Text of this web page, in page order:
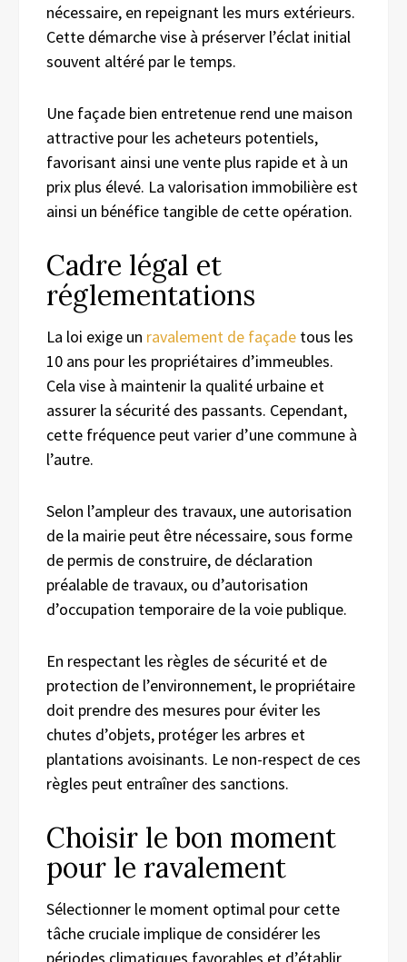
nécessaire, en repeignant les murs extérieurs.
Cette démarche vise à préserver l’éclat initial
souvent altéré par le temps.
Une façade bien entretenue rend une maison
attractive pour les acheteurs potentiels,
favorisant ainsi une vente plus rapide et à un
prix plus élevé. La valorisation immobilière est
ainsi un bénéfice tangible de cette opération.
Cadre légal et
réglementations
La loi exige un ravalement de façade tous les
10 ans pour les propriétaires d’immeubles.
Cela vise à maintenir la qualité urbaine et
assurer la sécurité des passants. Cependant,
cette fréquence peut varier d’une commune à
l’autre.
Selon l’ampleur des travaux, une autorisation
de la mairie peut être nécessaire, sous forme
de permis de construire, de déclaration
préalable de travaux, ou d’autorisation
d’occupation temporaire de la voie publique.
En respectant les règles de sécurité et de
protection de l’environnement, le propriétaire
doit prendre des mesures pour éviter les
chutes d’objets, protéger les arbres et
plantations avoisinants. Le non-respect de ces
règles peut entraîner des sanctions.
Choisir le bon moment
pour le ravalement
Sélectionner le moment optimal pour cette
tâche cruciale implique de considérer les
périodes climatiques favorables et d’établir